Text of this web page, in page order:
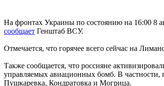
На фронтах Украины по состоянию на 16:00 8
сообщает Генштаб ВСУ.
Отмечается, что горячее всего сейчас на
Также сообщается, что россияне
управляемых авиационных бомб. В
Пушкаревка, Кондратовка и Могрица.